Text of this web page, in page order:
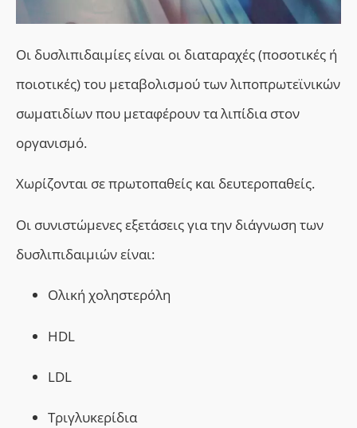
Οι δυσλιπιδαιμίεςείναι οι διαταραχές (ποσοτικές ή
ποιοτικές) του μεταβολισμού των λιποπρωτεϊνικών
σωματιδίων που μεταφέρουν τα λιπίδια στον
οργανισμό.
Xωρίζονται σε πρωτοπαθείς και δευτεροπαθείς.
Οι συνιστώμενες εξετάσεις για την διάγνωση των
δυσλιπιδαιμιών είναι:
Ολική χοληστερόλη
HDL
LDL
Tριγλυκερίδια